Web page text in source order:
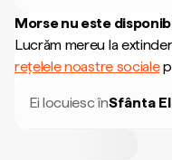
Morse nu este
Lucrăm mereu la
rețelele noastre sociale
Ei locuiesc înSfânta